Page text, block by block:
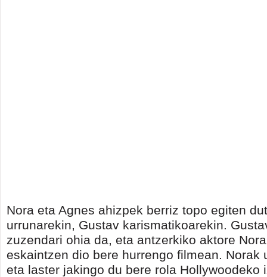
Nora eta Agnes ahizpek berriz topo egiten
urrunarekin, Gustav karismatikoarekin.
zuzendari ohia da, eta antzerkiko aktore
eskaintzen dio bere hurrengo filmean. Norak
eta laster jakingo du bere rola Hollywoodeko